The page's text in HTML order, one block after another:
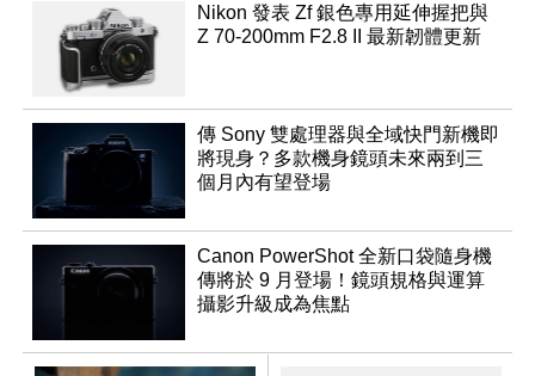
Nikon 發表 Zf 銀色專用延伸握把與
Z 70-200mm F2.8 II 最新韌體更新
傳 Sony 雙處理器與全域快門新機即
將現身？多款機身鏡頭未來兩到三
個月內有望登場
Canon PowerShot 全新口袋隨身機
傳將於 9 月登場！鏡頭規格與運算
攝影升級成為焦點